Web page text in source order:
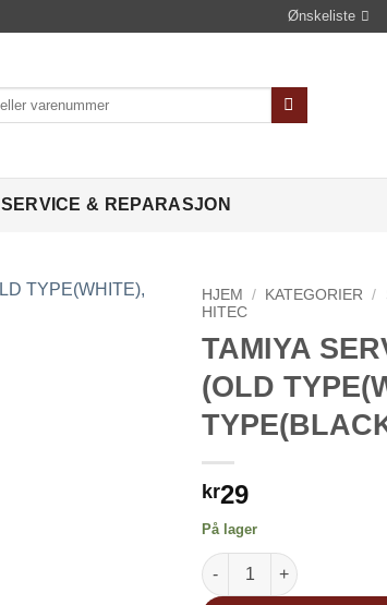
Ønskeliste
SERVICE & REPARASJON
HJEM / KATEGORIER /
HITEC
TAMIYA
(OLD
kr29
På lager
TAMIYA SERVO SAVER